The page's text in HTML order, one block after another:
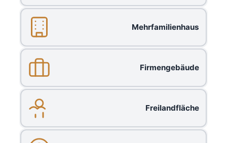
Mehrfamilienhaus
Firmengebäude
Freilandfläche